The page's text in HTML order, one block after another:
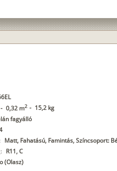
- 0,32 m2 - 15,2 kg
fagyálló
Matt, Fahatású, Famintás, Színcsoport:
R11, C
(Olasz)